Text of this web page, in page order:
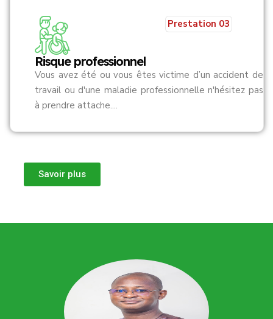
Prestation 03
Risque professionnel
Vous avez été ou vous êtes victime d’un accident de
travail ou d'une maladie professionnelle n'hésitez pas
à prendre attache....
Savoir plus